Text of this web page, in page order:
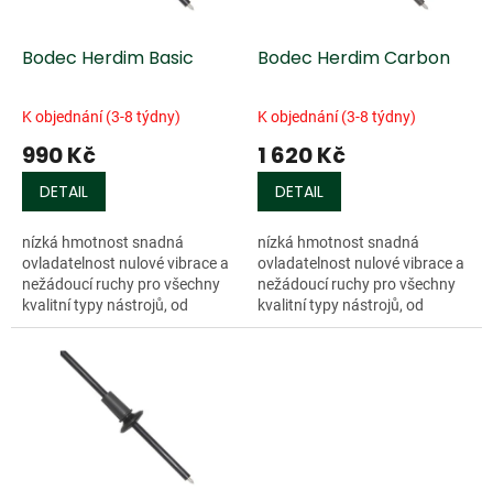
dBodec Herdim Basic
K objednání (3-8 týdny)
990 Kč
DETAIL
nízká hmotnost snadná
ovladatelnost nulové vibrace a
nežádoucí ruchy pro všechny
kvalitní typy nástrojů, od
školních až po mistrovské
precizní zpracování elegantní
vzhled Délka...
Bodec Herdim Carbon
K objednání (3-8 týdny)
1 620 Kč
DETAIL
nízká hmotnost snadná
ovladatelnost nulové vibrace a
nežádoucí ruchy pro všechny
kvalitní typy nástrojů, od
školních až po mistrovské